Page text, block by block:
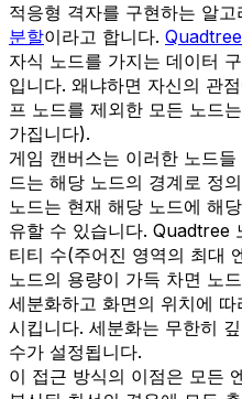
적응형 격자를 구현하는 알
분할이라고 합니다. Quadtree
자식 노드를 가지는 데이터
입니다. 왜냐하면 자신의 관
프 노드를 제외한 모든 노드
가집니다).
게임 캔버스는 이러한 노드
드는 해당 노드의 경계로 정
노드는 현재 해당 노드에 해
유할 수 있습니다. Quadtree
티티 수(주어진 영역의 최대
노드의 용량이 가득 차면 노
세분화하고 화면의 위치에
시킵니다. 세분화는 무한히
수가 설정됩니다.
이 접근 방식의 이점은 모든